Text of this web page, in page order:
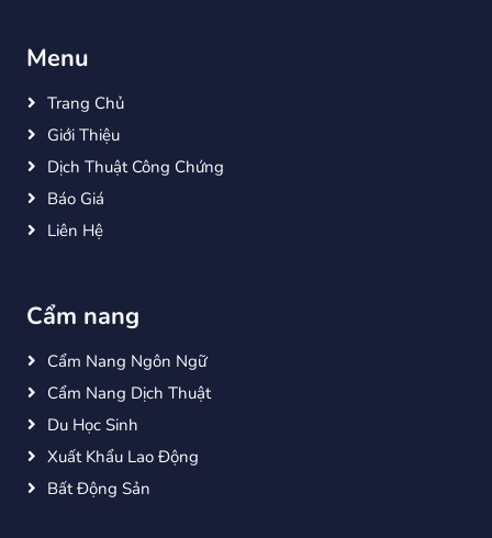
Menu
Trang Chủ
Giới Thiệu
Dịch Thuật Công Chứng
Báo Giá
Liên Hệ
Cẩm nang
Cẩm Nang Ngôn Ngữ
Cẩm Nang Dịch Thuật
Du Học Sinh
Xuất Khẩu Lao Động
Bất Động Sản